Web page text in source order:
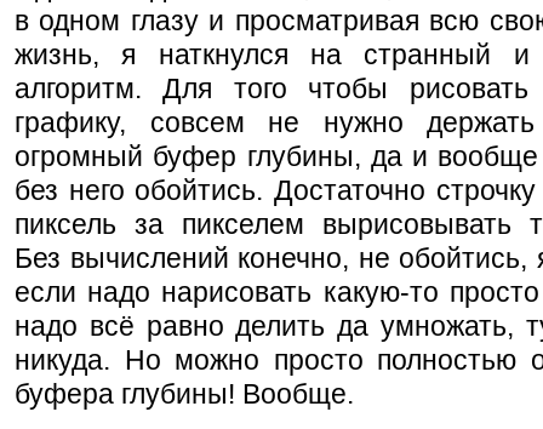
в одном глазу и просматривая всю
жизнь, я наткнулся на странный и
алгоритм. Для того чтобы рисовать
графику, совсем не нужно
огромный буфер глубины, да и
без него обойтись. Достаточно
пиксель за пикселем вырисовывать
Без вычислений конечно, не обойтись,
если надо нарисовать какую-то просто
надо всё равно делить да умножать,
никуда. Но можно просто полностью
буфера глубины! Вообще.